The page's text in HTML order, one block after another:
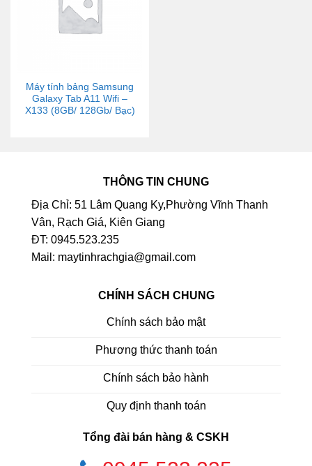
Máy tính bảng Samsung
Galaxy Tab A11 Wifi –
X133 (8GB/ 128Gb/ Bạc)
THÔNG TIN CHUNG
Địa Chỉ: 51 Lâm Quang Ky,Phường Vĩnh Thanh
Vân, Rạch Giá, Kiên Giang
ĐT: 0945.523.235
Mail: maytinhrachgia@gmail.com
CHÍNH SÁCH CHUNG
Chính sách bảo mật
Phương thức thanh toán
Chính sách bảo hành
Quy định thanh toán
Tổng đài bán hàng & CSKH